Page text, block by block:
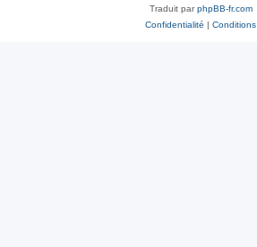
Traduit parphpBB-fr.com
Confidentialité | Conditions